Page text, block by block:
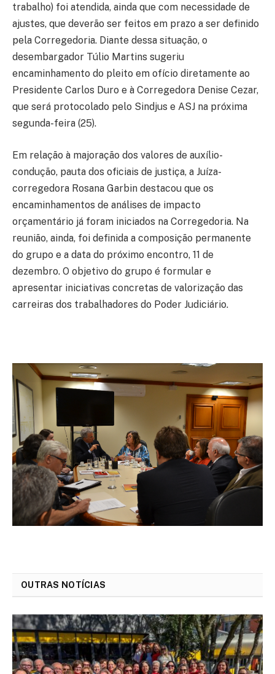
trabalho) foi atendida, ainda que com necessidade de
ajustes, que deverão ser feitos em prazo a ser definido
pela Corregedoria. Diante dessa situação, o
desembargador Túlio Martins sugeriu
encaminhamento do pleito em ofício diretamente ao
Presidente Carlos Duro e à Corregedora Denise Cezar,
que será protocolado pelo Sindjus e ASJ na próxima
segunda-feira (25).
Em relação à majoração dos valores de auxílio-
condução, pauta dos oficiais de justiça, a Juíza-
corregedora Rosana Garbin destacou que os
encaminhamentos de análises de impacto
orçamentário já foram iniciados na Corregedoria. Na
reunião, ainda, foi definida a composição permanente
do grupo e a data do próximo encontro, 11 de
dezembro. O objetivo do grupo é formular e
apresentar iniciativas concretas de valorização das
carreiras dos trabalhadores do Poder Judiciário.
OUTRAS NOTÍCIAS